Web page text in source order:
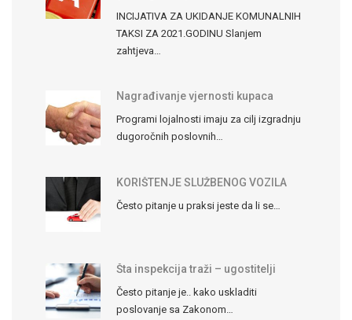
INCIJATIVA ZA UKIDANJE KOMUNALNIH
TAKSI ZA 2021.GODINU Slanjem
zahtjeva…
Nagrađivanje vjernosti kupaca
Programi lojalnosti imaju za cilj izgradnju
dugoročnih poslovnih…
KORIŠTENJE SLUŽBENOG VOZILA
Često pitanje u praksi jeste da li se…
Šta inspekcija traži – ugostitelji
Često pitanje je.. kako uskladiti
poslovanje sa Zakonom…